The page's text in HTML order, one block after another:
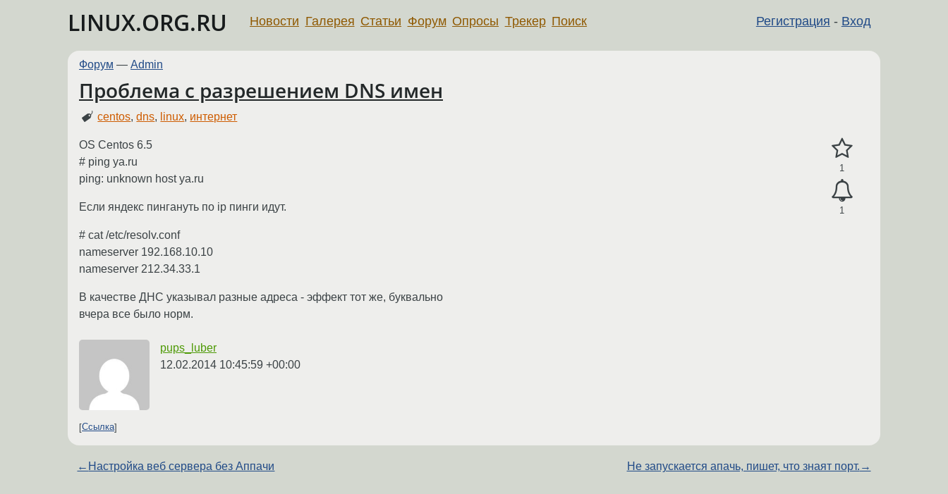
LINUX.ORG.RU Регистрация - Вход
Новости Галерея Статьи Форум Опросы Трекер Поиск
Форум — Admin
Проблема с разрешением DNS имен
centos,dns, linux, интернет
1
1
OS Centos 6.5
# ping ya.ru
ping: unknown host ya.ru
Если яндекс пингануть по ip пинги идут.
# cat /etc/resolv.conf
nameserver 192.168.10.10
nameserver 212.34.33.1
В качестве ДНС указывал разные адреса - эффект тот же, буквально
вчера все было норм.
pups_luber
12.02.2014 10:45:59 +00:00
Ссылка
← Настройка веб сервера без Аппачи Не запускается апачь, пишет, что знаят порт. →